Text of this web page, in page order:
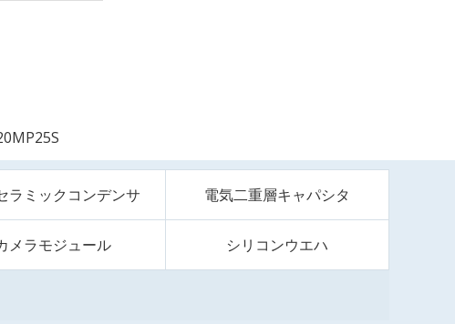
ラミックコンデンサ 電気二重層キャパシタ
メラモジュール シリコンウエハ